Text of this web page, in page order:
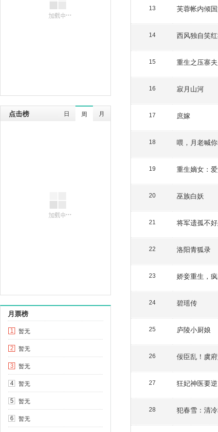
点击榜 日 周 月
月票榜
1 暂无
2 暂无
3 暂无
4 暂无
5 暂无
6 暂无
13 芙蓉帐内倾
14 西风独自笑
15 重生之压寨
16 寂月山河
17 庶嫁
18 喂，月老喊
19 重生嫡女：
20 巫族白妖
21 将军遗孤不
22 洛阳青狐录
23 娇妾重生，
24 碧瑶传
25 庐陵小厨娘
26 佞臣乱！虞
27 狂妃神医要
28 犯春雪：清